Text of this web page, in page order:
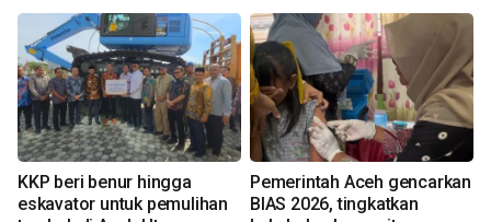
KKP beri benur hingga
eskavator untuk pemulihan
Pemerintah Aceh gencarkan
BIAS 2026, tingkatkan